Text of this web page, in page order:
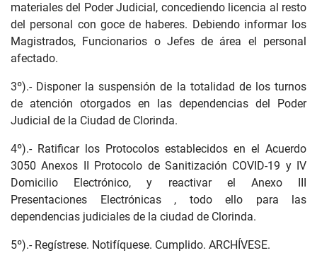
materiales del Poder Judicial, concediendo licencia al resto
del personal con goce de haberes. Debiendo informar los
Magistrados, Funcionarios o Jefes de área el personal
afectado.
3º).- Disponer la suspensión de la totalidad de los turnos
de atención otorgados en las dependencias del Poder
Judicial de la Ciudad de Clorinda.
4º).- Ratificar los Protocolos establecidos en el Acuerdo
3050 Anexos II Protocolo de Sanitización COVID-19 y IV
Domicilio Electrónico, y reactivar el Anexo III
Presentaciones Electrónicas , todo ello para las
dependencias judiciales de la ciudad de Clorinda.
5º).- Regístrese. Notifíquese. Cumplido. ARCHÍVESE.